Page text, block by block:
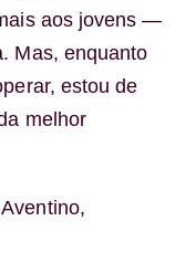
aos jovens —
Mas, enquanto
estou de
melhor